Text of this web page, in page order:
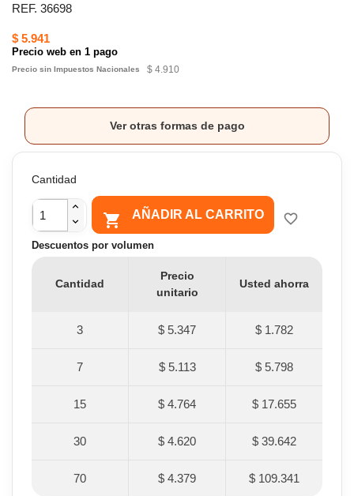
REF. 36698
$ 5.941
Precio web en 1 pago
Precio sin Impuestos Nacionales $ 4.910
Ver otras formas de pago
Cantidad
 AÑADIR AL CARRITO favorite_border
Descuentos por volumen
Cantidad
Precio
unitario
Usted ahorra
3 $ 5.347 $ 1.782
7 $ 5.113 $ 5.798
15 $ 4.764 $ 17.655
30 $ 4.620 $ 39.642
70 $ 4.379 $ 109.341